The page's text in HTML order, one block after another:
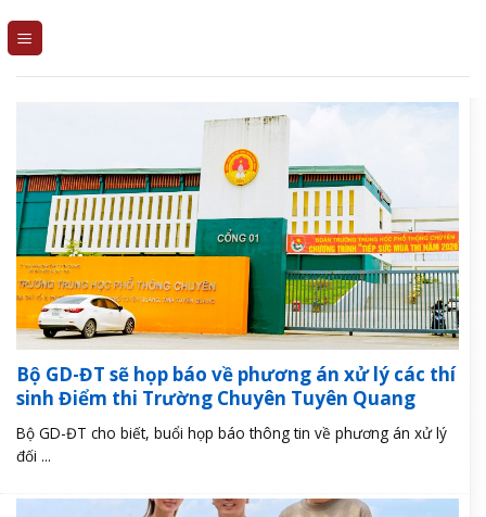
Bộ GD-ĐT sẽ họp báo về phương án xử lý các thí
sinh Điểm thi Trường Chuyên Tuyên Quang
Bộ GD-ĐT cho biết, buổi họp báo thông tin về phương án xử lý
đối ...